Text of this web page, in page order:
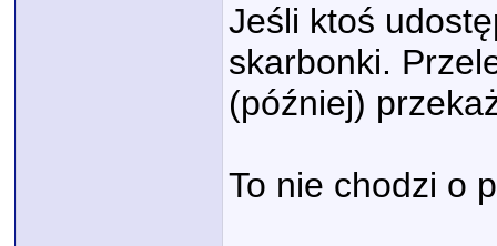
Jeśli ktoś
skarbonki.
(później)
To nie chodzi o